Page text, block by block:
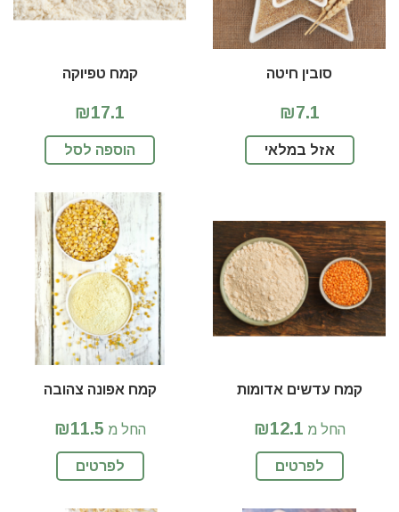
סובין חיטה
₪7.1
אזל במלאי
קמח טפיוקה
₪17.1
הוספה לסל
קמח עדשים אדומות
החל מ ₪12.1
לפרטים
קמח אפונה צהובה
החל מ ₪11.5
לפרטים